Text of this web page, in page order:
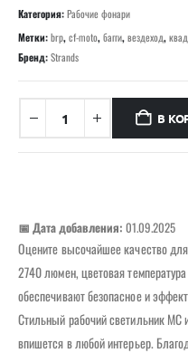
Категория:Рабочие фонари
Метки:brp,cf-moto,багги,вездеход,
Бренд:Strands
В
📅 Дата добавления: 01.09.2025
Оцените высочайшее качество
2740 люмен, цветовая
обеспечивают безопасное и
Стильный рабочий светильник
впишется в любой интерьер.